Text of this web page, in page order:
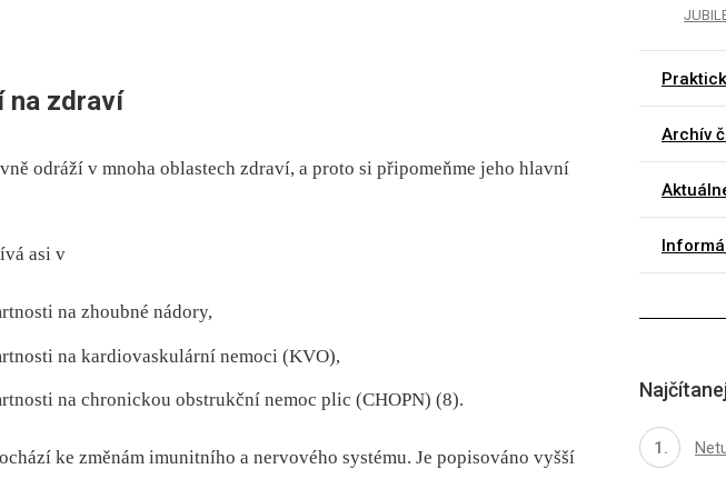
na zdraví
odráží v mnoha oblastech zdraví, a proto si připomeňme jeho hlavní
asi v
na zhoubné nádory,
na kardiovaskulární nemoci (KVO),
na chronickou obstrukční nemoc plic (CHOPN) (8).
ke změnám imunitního a nervového systému. Je popisováno vyšší
Archív